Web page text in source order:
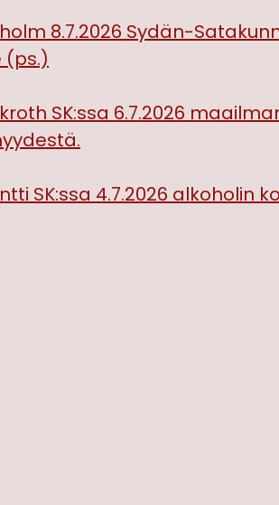
8.7.2026 Sydän-
(ps.)
SK:ssa 6.7.2026
SK:ssa 4.7.2026 alkoholin